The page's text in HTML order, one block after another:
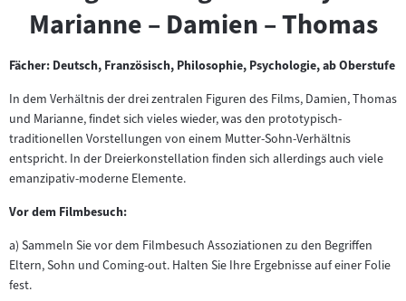
Marianne – Damien – Thomas
Fächer: Deutsch, Französisch, Philosophie, Psychologie, ab Oberstufe
In dem Verhältnis der drei zentralen Figuren des Films, Damien, Thomas
und Marianne, findet sich vieles wieder, was den prototypisch-
traditionellen Vorstellungen von einem Mutter-Sohn-Verhältnis
entspricht. In der Dreierkonstellation finden sich allerdings auch viele
emanzipativ-moderne Elemente.
Vor dem Filmbesuch:
a) Sammeln Sie vor dem Filmbesuch Assoziationen zu den Begriffen
Eltern, Sohn und Coming-out. Halten Sie Ihre Ergebnisse auf einer Folie
fest.